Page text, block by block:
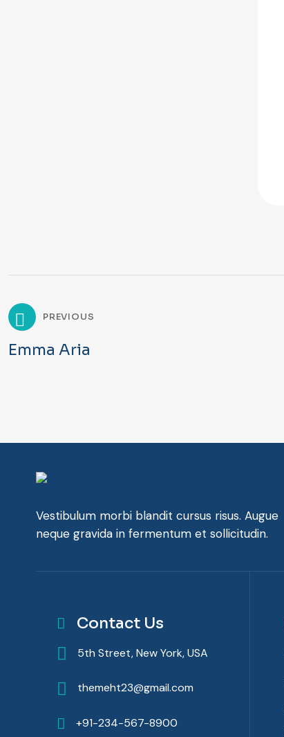
Post
navigation
PREVIOUS
Emma Aria
Vestibulum morbi blandit cursus risus. Augue
neque gravida in fermentum et sollicitudin.
Contact Us
5th Street, New York, USA
themeht23@gmail.com
+91-234-567-8900